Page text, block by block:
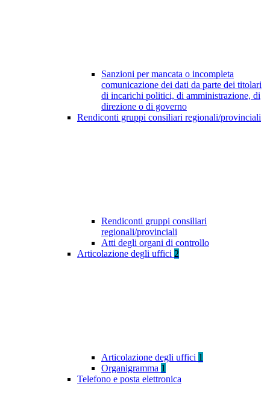
Sanzioni per mancata o incompleta
comunicazione dei dati da parte dei titolari
di incarichi politici, di amministrazione, di
direzione o di governo
Rendiconti gruppi consiliari regionali/provinciali
Rendiconti gruppi consiliari
regionali/provinciali
Atti degli organi di controllo
Articolazione degli uffici 2
Articolazione degli uffici 1
Organigramma 1
Telefono e posta elettronica